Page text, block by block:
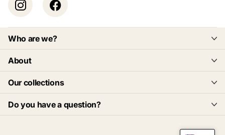
Who are we?
About
Our collections
Do you have a question?